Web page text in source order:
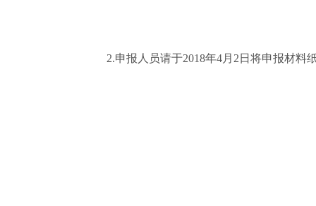
2.申报人员请于2018年4月2日将申报材料